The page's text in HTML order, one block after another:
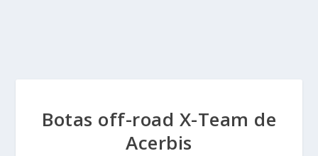
Botas off-road X-Team de
Acerbis